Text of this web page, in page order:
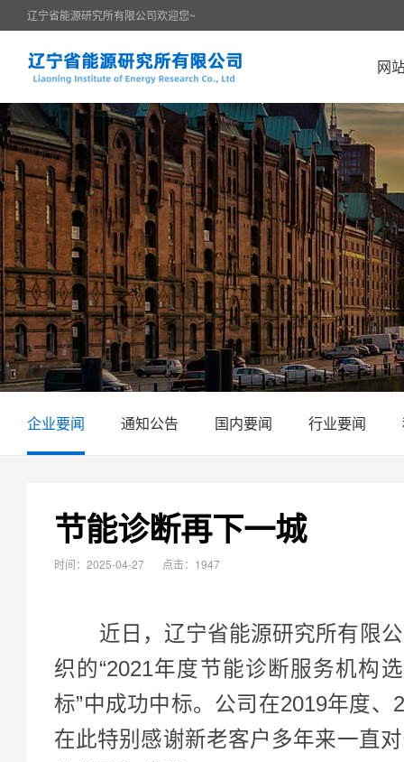
辽宁省能源研究所有限公司欢迎您~
网
企业要闻 通知公告 国内要闻 行业要闻
节能诊断再下一城
时间：2025-04-27 点击：1947
近日，辽宁省能源研究所有限公
织的“2021年度节能诊断服务机构
标”中成功中标。公司在2019年度
在此特别感谢新老客户多年来一直